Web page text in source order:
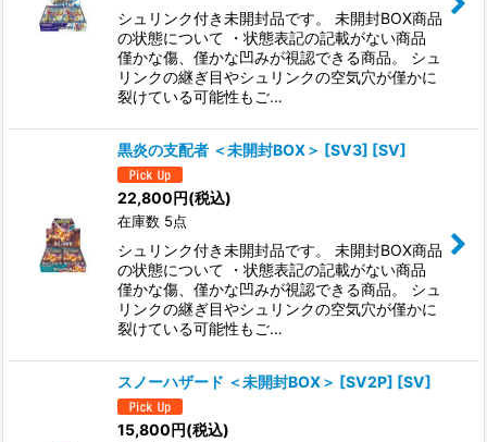
シュリンク付き未開封品です。 未開封BOX商品
の状態について ・状態表記の記載がない商品
僅かな傷、僅かな凹みが視認できる商品。 シュ
リンクの継ぎ目やシュリンクの空気穴が僅かに
裂けている可能性もご…
黒炎の支配者 ＜未開封BOX＞ [SV3] [SV]
22,800円(税込)
在庫数 5点
シュリンク付き未開封品です。 未開封BOX商品
の状態について ・状態表記の記載がない商品
僅かな傷、僅かな凹みが視認できる商品。 シュ
リンクの継ぎ目やシュリンクの空気穴が僅かに
裂けている可能性もご…
スノーハザード ＜未開封BOX＞ [SV2P] [SV]
15,800円(税込)